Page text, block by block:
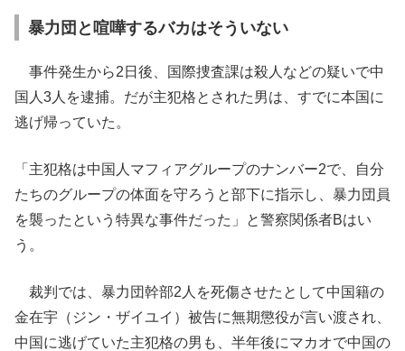
暴力団と喧嘩するバカはそういない
事件発生から2日後、国際捜査課は殺人などの疑いで中
国人3人を逮捕。だが主犯格とされた男は、すでに本国に
逃げ帰っていた。
「主犯格は中国人マフィアグループのナンバー2で、自分
たちのグループの体面を守ろうと部下に指示し、暴力団員
を襲ったという特異な事件だった」と警察関係者Bはい
う。
裁判では、暴力団幹部2人を死傷させたとして中国籍の
金在宇（ジン・ザイユイ）被告に無期懲役が言い渡され、
中国に逃げていた主犯格の男も、半年後にマカオで中国の